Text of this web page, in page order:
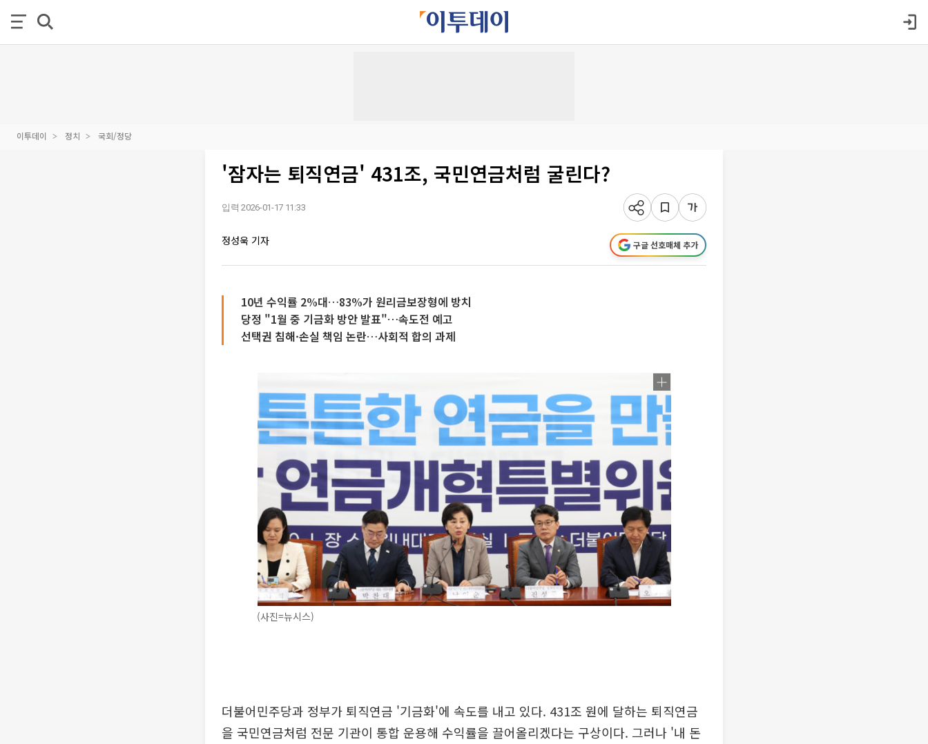
이투데이 정치 국회/정당
'잠자는 퇴직연금' 431조, 국민연금처럼 굴린다?
입력 2026-01-17 11:33
정성욱 기자 구글 선호매체 추가
10년 수익률 2%대…83%가 원리금보장형에 방치
당정 "1월 중 기금화 방안 발표"…속도전 예고
선택권 침해·손실 책임 논란…사회적 합의 과제
(사진=뉴시스)
더불어민주당과 정부가 퇴직연금 '기금화'에 속도를 내고 있다. 431조 원에 달하는 퇴직연금
을 국민연금처럼 전문 기관이 통합 운용해 수익률을 끌어올리겠다는 구상이다. 그러나 '내 돈